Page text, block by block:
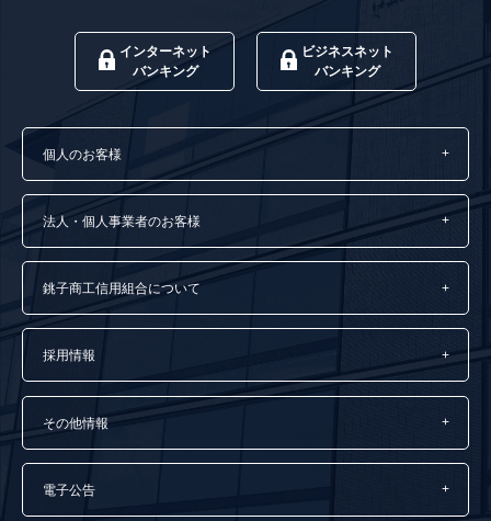
インターネット
バンキング
ビジネスネット
バンキング
個人のお客様
法人・個人事業者のお客様
銚子商工信用組合について
採用情報
その他情報
電子公告